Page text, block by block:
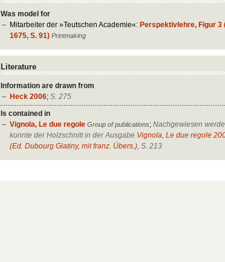
Was model for
Mitarbeiter der »Teutschen Academie«: Perspektivlehre, Figur 3
1675, S. 91) Printmaking
Literature
Information are drawn from
Heck 2006;S. 275
Is contained in
Vignola, Le due regole Group of publications;Nachgewiesen
konnte der Holzschnitt in der Ausgabe Vignola, Le due regole
(Ed. Dubourg Glatiny, mit franz. Übers.), S. 213